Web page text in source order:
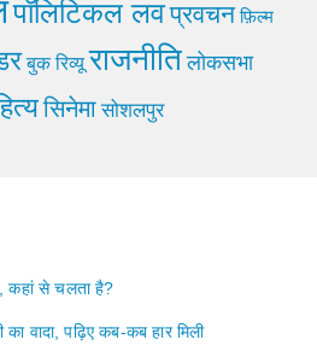
पॉलिटिकल लवप्रवचन फ़िल्म
बुक रिव्यू राजनीति लोकसभा
सिनेमा सोशलपुर
कहां से चलता है?
का वादा, पढ़िए कब-कब हार मिली